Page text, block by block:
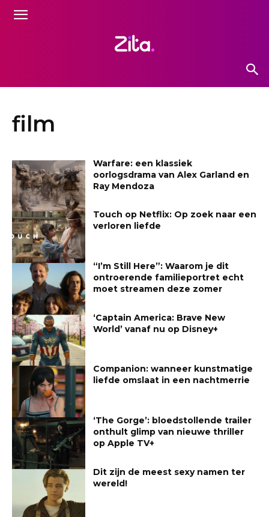
film
Warfare: een klassiek
oorlogsdrama van Alex Garland en
Ray Mendoza
Touch op Netflix: Op zoek naar een
verloren liefde
“I’m Still Here”: Waarom je dit
ontroerende familieportret echt
moet streamen deze zomer
‘Captain America: Brave New
World’ vanaf nu op Disney+
Companion: wanneer kunstmatige
liefde omslaat in een nachtmerrie
‘The Gorge’: bloedstollende trailer
onthult glimp van nieuwe thriller
op Apple TV+
Dit zijn de meest sexy namen ter
wereld!